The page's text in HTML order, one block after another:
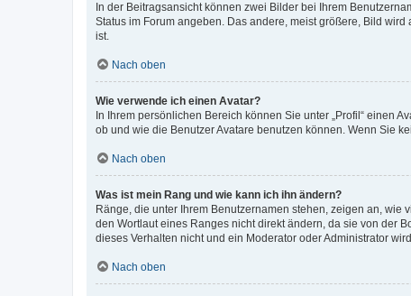
In der Beitragsansicht können zwei Bilder bei Ihrem
Status im Forum angeben. Das andere, meist größere, Bild
ist.
Nach oben
Wie verwende ich einen Avatar?
In Ihrem persönlichen Bereich können Sie unter „Profil“ einen
ob und wie die Benutzer Avatare benutzen können. Wenn Sie
Nach oben
Was ist mein Rang und wie kann ich ihn ändern?
Ränge, die unter Ihrem Benutzernamen stehen, zeigen an,
den Wortlaut eines Ranges nicht direkt ändern, da sie von der
dieses Verhalten nicht und ein Moderator oder Administrator
Nach oben